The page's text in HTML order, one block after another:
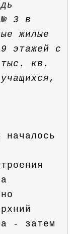
№ 3 в
жилые
этажей с
тыс. кв.
началось
- затем